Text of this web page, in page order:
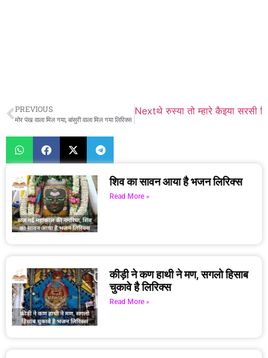
PREVIOUS
मोर पंख वाला मिल गया, बांसुरी वाला मिल गया लिरिक्स
Nextथे रुस्या तो म्हारे कैइया सरसी
शिव का सावन आया है भजन लिरिक्स
Read More »
कीड़ी ने कण हाथी ने मण, सगलो हिसाब
चुकावे है लिरिक्स
Read More »